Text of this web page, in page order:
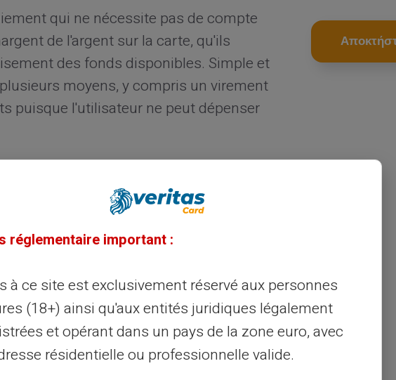
qui ne nécessite pas de compte
de l'argent sur la carte, qu'ils
des fonds disponibles. Simple et
moyens, y compris un virement
puisque l'utilisateur ne peut dépenser
de paiement
interdite bancaire , il devient laborieux
La Carte Veritas propose une approche
grandement l'accessibilité. Aucune
que l'identification n'est nécessaire pour
de la carte prépayée
réglementaire important :
à ce site est exclusivement réservé aux personnes
(18+) ainsi qu'aux entités juridiques légalement
et opérant dans un pays de la zone euro, avec
résidentielle ou professionnelle valide.